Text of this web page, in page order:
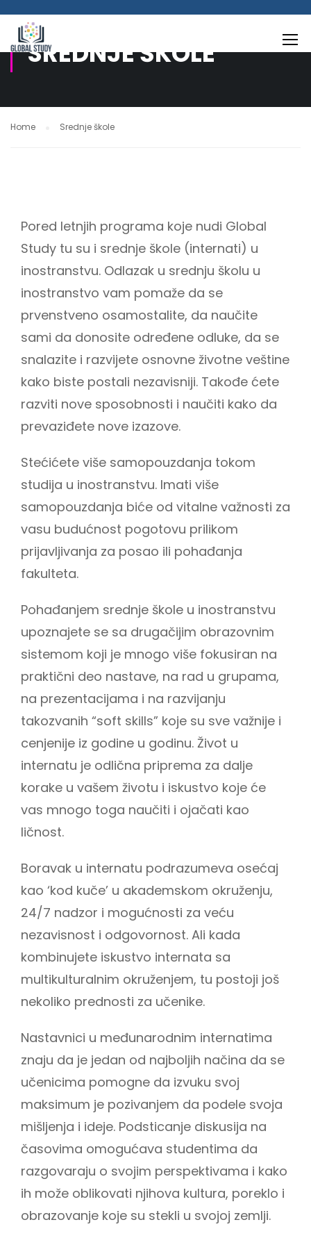
SREDNJE ŠKOLE
Home Srednje škole
Pored letnjih programa koje nudi Global
Study tu su i srednje škole (internati) u
inostranstvu. Odlazak u srednju školu u
inostranstvo vam pomaže da se
prvenstveno osamostalite, da naučite
sami da donosite određene odluke, da se
snalazite i razvijete osnovne životne veštine
kako biste postali nezavisniji. Takođe ćete
razviti nove sposobnosti i naučiti kako da
prevaziđete nove izazove.
Stećićete više samopouzdanja tokom
studija u inostranstvu. Imati više
samopouzdanja biće od vitalne važnosti za
vasu budućnost pogotovu prilikom
prijavljivanja za posao ili pohađanja
fakulteta.
Pohađanjem srednje škole u inostranstvu
upoznajete se sa drugačijim obrazovnim
sistemom koji je mnogo više fokusiran na
praktični deo nastave, na rad u grupama,
na prezentacijama i na razvijanju
takozvanih “soft skills” koje su sve važnije i
cenjenije iz godine u godinu. Život u
internatu je odlična priprema za dalje
korake u vašem životu i iskustvo koje će
vas mnogo toga naučiti i ojačati kao
ličnost.
Boravak u internatu podrazumeva osećaj
kao ‘kod kuče’ u akademskom okruženju,
24/7 nadzor i mogućnosti za veću
nezavisnost i odgovornost. Ali kada
kombinujete iskustvo internata sa
multikulturalnim okruženjem, tu postoji još
nekoliko prednosti za učenike.
Nastavnici u međunarodnim internatima
znaju da je jedan od najboljih načina da se
učenicima pomogne da izvuku svoj
maksimum je pozivanjem da podele svoja
mišljenja i ideje. Podsticanje diskusija na
časovima omogućava studentima da
razgovaraju o svojim perspektivama i kako
ih može oblikovati njihova kultura, poreklo i
obrazovanje koje su stekli u svojoj zemlji.